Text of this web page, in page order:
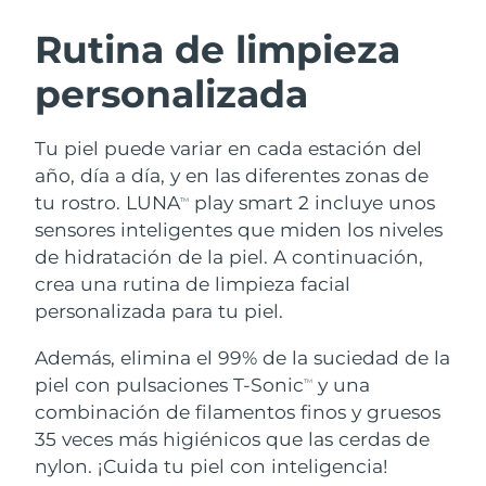
Rutina de limpieza
personalizada
Tu piel puede variar en cada estación del
año, día a día, y en las diferentes zonas de
tu rostro. LUNATM
play smart 2 incluye unos
sensores inteligentes que miden los niveles
de hidratación de la piel. A continuación,
crea una rutina de limpieza facial
personalizada para tu piel.
Además, elimina el 99% de la suciedad de la
piel con pulsaciones T-SonicTM
y una
combinación de filamentos finos y gruesos
35 veces más higiénicos que las cerdas de
nylon. ¡Cuida tu piel con inteligencia!
LUNA™ 4 pack
Anti-aging massage
LUNA™ 4 Plus
Massage, LED heating
LUNA™ 4 Men
For men, anti-aging massage
BEAR™ 2 pack
Microcurrent toning
BEAR™ 2 go
Microcurrent toning on-the-go
BEAR™ 2 eyes & lips
Microcurrent line smoothing device
Hidratación
UFO™ 3 pack
Deep facial hydration
UFO™ 3 LED
Near-infrared and red light therapy
device
Cuidado bucal
issa™ 4
Hybrid silicone sonic toothbrush
issa™ 4 plus
Smart hybrid silicone sonic toothbrush
TRATAMIENTO ANTIEDAD FAQ™
Antiedad Tratamientos LED
NEW
Austria Entrega prevista
Baréin Entrega prevista
Bélgica
Bermudas Entrega prevista8/14/26
Bosnia y Herzegovina Entrega prevista8/11/26
Brunéi Entrega prevista
Canadá Entrega prevista
Chile Entrega prevista8/12/26